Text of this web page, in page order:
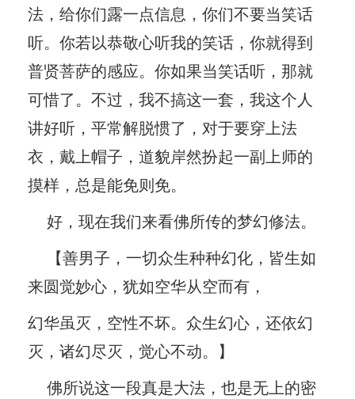
法，给你们露一点信息，你们不要当笑话
听。你若以恭敬心听我的笑话，你就得到
普贤菩萨的感应。你如果当笑话听，那就
可惜了。不过，我不搞这一套，我这个人
讲好听，平常解脱惯了，对于要穿上法
衣，戴上帽子，道貌岸然扮起一副上师的
摸样，总是能免则免。
好，现在我们来看佛所传的梦幻修法。
【善男子，一切众生种种幻化，皆生如
来圆觉妙心，犹如空华从空而有，
幻华虽灭，空性不坏。众生幻心，还依幻
灭，诸幻尽灭，觉心不动。】
佛所说这一段真是大法，也是无上的密